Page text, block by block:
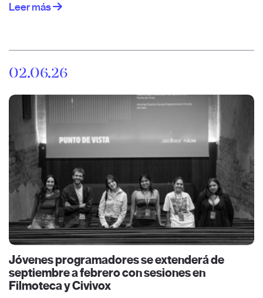
Leer más
02.06.26
Jóvenes programadores se extenderá de
septiembre a febrero con sesiones en
Filmoteca y Civivox